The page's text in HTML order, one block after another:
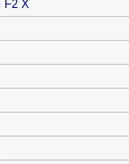
F2 X